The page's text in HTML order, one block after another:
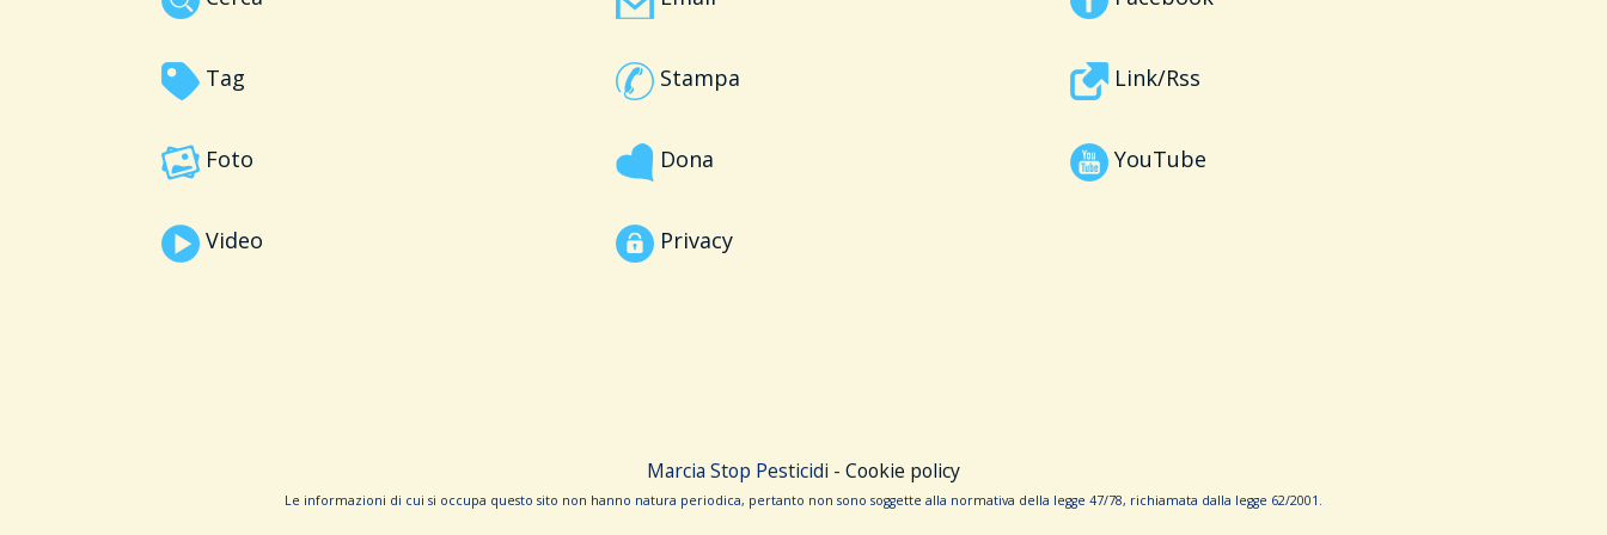
Tag
Foto
Video
Stampa
Dona
Privacy
Link/Rss
YouTube
Marcia Stop Pesticidi - Cookie policy
Le informa­zioni di cui si occupa questo sito non hanno na­tura periodica, pertanto non sono sog­gette alla normativa della legge 47/78, richiamata dalla leg­ge 62/­2001.